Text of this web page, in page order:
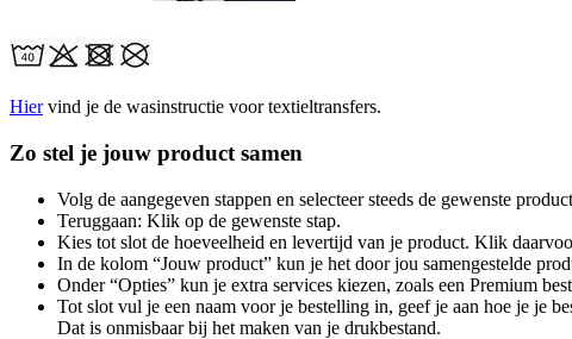
Hiervind je de wasinstructie voor textieltransfers.
Zo stel je jouw product samen
Volg de aangegeven stappen en selecteer steeds de gewenste
Teruggaan: Klik op de gewenste stap.
Kies tot slot de hoeveelheid en levertijd van je product. Klik
In de kolom “Jouw product” kun je het door jou samengestelde
Onder “Opties” kun je extra services kiezen, zoals een Premium
Tot slot vul je een naam voor je bestelling in, geef je aan hoe je je
Dat is onmisbaar bij het maken van je drukbestand.